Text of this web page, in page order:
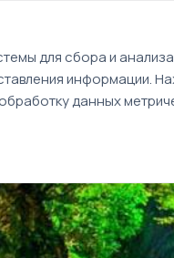
Туры
для сбора и
информации.
данных